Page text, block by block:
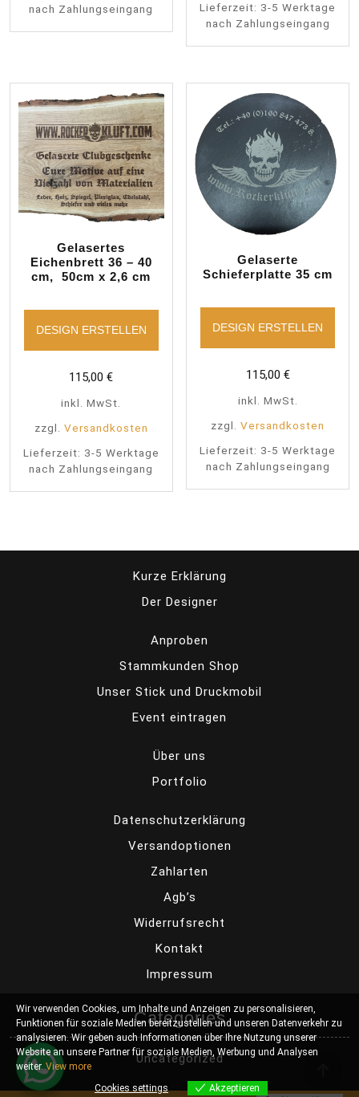
nach Zahlungseingang
Lieferzeit: 3-5 Werktage
nach Zahlungseingang
Gelasertes
Eichenbrett 36 – 40
cm, 50cm x 2,6 cm
DESIGN ERSTELLEN
115,00€
inkl. MwSt.
zzgl. Versandkosten
Lieferzeit: 3-5 Werktage
nach Zahlungseingang
Gelaserte
Schieferplatte 35 cm
DESIGN ERSTELLEN
115,00 €
inkl. MwSt.
zzgl.Versandkosten
Lieferzeit: 3-5 Werktage
nach Zahlungseingang
Kurze Erklärung
Der Designer
Anproben
Stammkunden Shop
Unser Stick und Druckmobil
Event eintragen
Über uns
Portfolio
Datenschutzerklärung
Versandoptionen
Zahlarten
Agb’s
Widerrufsrecht
Kontakt
Impressum
Categories
Uncategorized
Wir verwenden Cookies, um Inhalte und Anzeigen zu personalisieren,
Funktionen für soziale Medien bereitzustellen und unseren Datenverkehr zu
analysieren. Wir geben auch Informationen über Ihre Nutzung unserer
Website an unsere Partner für soziale Medien, Werbung und Analysen
weiter.View more
Cookies settings
Akzeptieren